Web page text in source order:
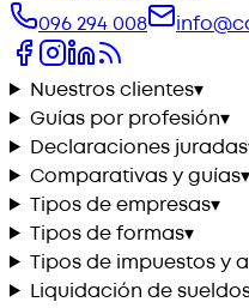
096 294 008
Nuestros clientes▾
Guías por profesión▾
Declaraciones juradas
Comparativas y guías▾
Tipos de empresas▾
Tipos de formas▾
Tipos de impuestos y
Liquidación de